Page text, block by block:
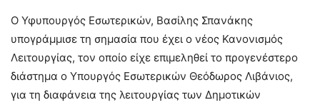
Ο Υφυπουργός Εσωτερικών, Βασίλης Σπανάκης
υπογράμμισε τη σημασία που έχει ο νέος Κανονισμός
Λειτουργίας, τον οποίο είχε επιμεληθεί το προγενέστερο
διάστημα ο Υπουργός Εσωτερικών Θεόδωρος Λιβάνιος,
για τη διαφάνεια της λειτουργίας των Δημοτικών